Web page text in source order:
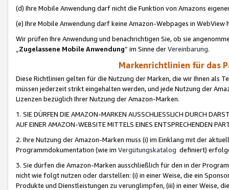
(d) Ihre Mobile Anwendung darf nicht die Funktion von Amazons
(e) Ihre Mobile Anwendung darf keine Amazon-Webpages in WebView
Wir prüfen Ihre Anwendung und benachrichtigen Sie, ob sie
„Zugelassene Mobile Anwendung“ im Sinne derVereinbarung.
Markenrichtlinien für das
Diese Richtlinien gelten für die Nutzung der Marken, die wir Ihnen als
müssen jederzeit strikt eingehalten werden, und jede Nutzung der
Lizenzen bezüglich Ihrer Nutzung der Amazon-Marken.
1. SIE DÜRFEN DIE AMAZON-MARKEN AUSSCHLIESSLICH DURCH
AUF EINER AMAZON-WEBSITE MITTELS EINES ENTSPRECHENDEN
2. Ihre Nutzung der Amazon-Marken muss (i) im Einklang mit der
Programmdokumentation (wie im Vergütungskatalog definiert)
3. Sie dürfen die Amazon-Marken ausschließlich für den in der
nicht wie folgt nutzen oder darstellen: (i) in einer Weise, die ein
Produkte und Dienstleistungen zu verunglimpfen, (iii) in einer Weise,